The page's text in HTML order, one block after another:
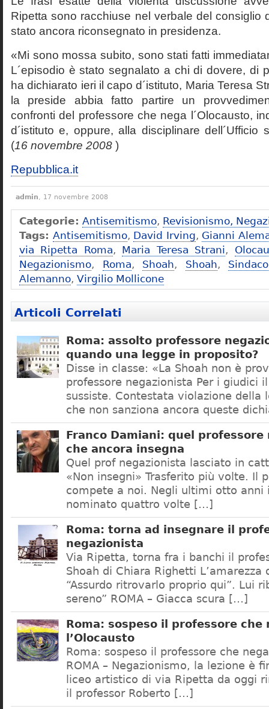
Ripetta sono racchiuse nel verbale del consiglio
stato ancora riconsegnato in presidenza.
«Mi sono mossa subito, sono stati fatti
L´episodio è stato segnalato a chi di dovere, di
ha dichiarato ieri il capo d´istituto, Maria Teresa
la preside abbia fatto partire un
confronti del professore che nega l´Olocausto,
d´istituto e, oppure, alla disciplinare dell´Ufficio
(16 novembre 2008 )
Repubblica.it
admin, 17 novembre 2008
Categorie: Antisemitismo, Revisionismo,
Tags: Antisemitismo, David Irving, Gianni
via Ripetta Roma, Maria Teresa Strani,
Negazionismo, Roma, Shoah, Shoah,
Alemanno, Virgilio Mollicone
Articoli Correlati
Roma: assolto professore
quando una legge in proposito?
Disse in classe: «La Shoah non è
professore negazionista Per i giudici
sussiste. Contestata violazione della
che non sanziona ancora queste
Franco Damiani: quel professore
che ancora insegna
Quel prof negazionista lasciato in
«Non insegni» Trasferito più volte. Il
compete a noi. Negli ultimi otto anni
nominato quattro volte […]
Roma: torna ad insegnare il
negazionista
Via Ripetta, torna fra i banchi il
Shoah di Chiara Righetti L’amarezza
“Assurdo ritrovarlo proprio qui”. Lui
sereno” ROMA – Giacca scura […]
Roma: sospeso il professore che
l’Olocausto
Roma: sospeso il professore che
ROMA – Negazionismo, la lezione è
liceo artistico di via Ripetta da oggi
il professor Roberto […]